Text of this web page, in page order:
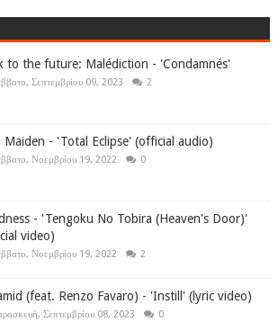
to the future: Malédiction - 'Condamnés'
Σεπτεμβρίου 09, 2023 2
- 'Total Eclipse' (official audio)
Νοεμβρίου 19, 2022 0
- 'Tengoku No Tobira (Heaven's Door)'
video)
Νοεμβρίου 19, 2022 2
(feat. Renzo Favaro) - 'Instill' (lyric video)
Σεπτεμβρίου 08, 2023 0